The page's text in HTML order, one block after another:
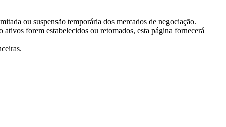
ou suspensão temporária dos mercados de negociação.
forem estabelecidos ou retomados, esta página fornecerá